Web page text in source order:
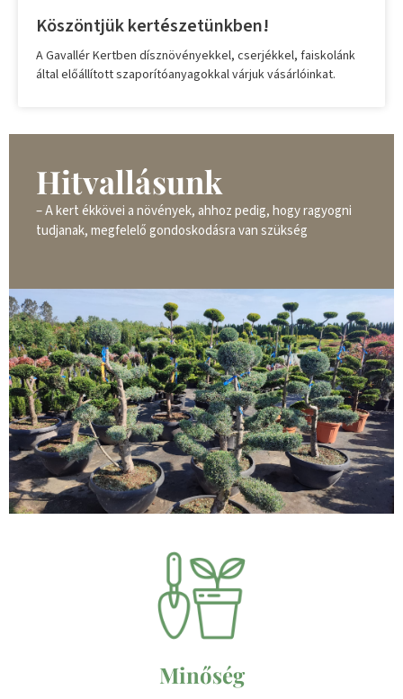
Köszöntjük kertészetünkben!
A Gavallér Kertben dísznövényekkel, cserjékkel, faiskolánk
által előállított szaporítóanyagokkal várjuk vásárlóinkat.
Hitvallásunk
– A kert ékkövei a növények, ahhoz pedig, hogy ragyogni
tudjanak, megfelelő gondoskodásra van szükség
Minőség